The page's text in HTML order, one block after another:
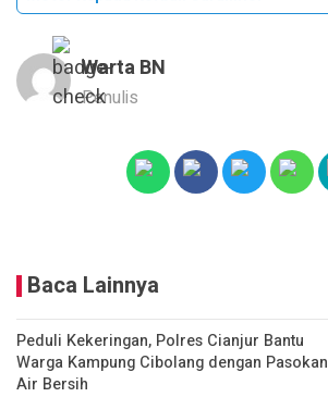
Warta BN
Penulis
Baca Lainnya
Peduli Kekeringan, Polres Cianjur Bantu
Warga Kampung Cibolang dengan Pasokan
Air Bersih